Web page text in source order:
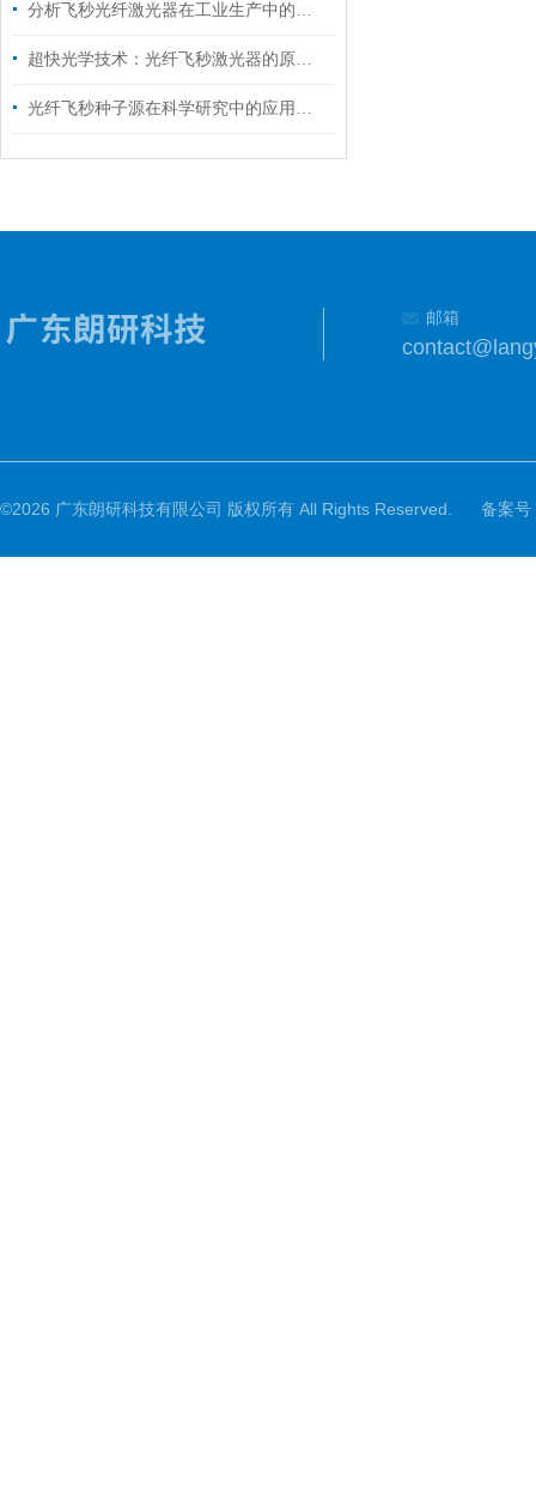
分析飞秒光纤激光器在工业生产中的重要价值
超快光学技术：光纤飞秒激光器的原理与应用
光纤飞秒种子源在科学研究中的应用前景
邮箱
©2026 广东朗研科技有限公司 版权所有 All Rights Reserved. 备案号